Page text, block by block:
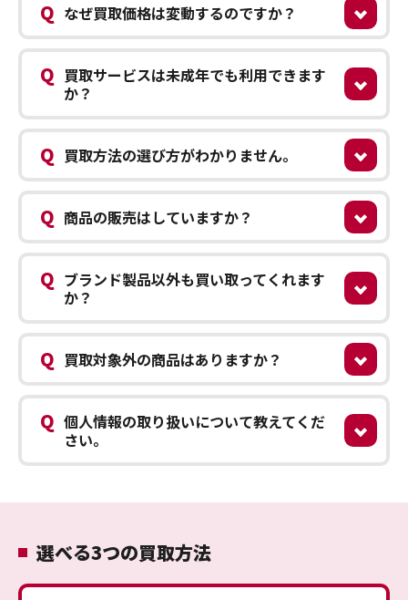
Q なぜ買取価格は変動するのですか？
Q 買取サービスは未成年でも利用できます
か？
Q 買取方法の選び方がわかりません。
Q 商品の販売はしていますか？
Q ブランド製品以外も買い取ってくれます
か？
Q 買取対象外の商品はありますか？
Q 個人情報の取り扱いについて教えてくだ
さい。
選べる3つの買取方法